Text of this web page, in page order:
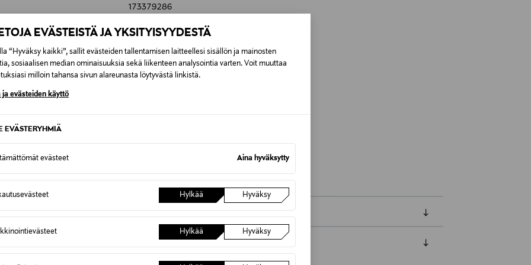
EVÄSTEISTÄ JA YKSITYISYYDESTÄ
“Hyväksy kaikki”, sallit evästeiden tallentamisen laitteellesi sisällön ja mainosten
sosiaalisen median ominaisuuksia sekä liikenteen analysointia varten. Voit muuttaa
milloin tahansa sivun alareunasta löytyvästä linkistä.
ja evästeiden käyttö
EVÄSTERYHMIÄ
evästeet Aina hyväksytty
Hylkää Hyväksy
Hylkää Hyväksy
173379286
NO COL
50 ML
4006000159843
NIVEA MEN, kasvovoide, ihonhoito
tilaukseesi. Voit palauttaa tilaamasi tuotteen 30 vuorokauden kuluessa tuotteen vastaanottamisesta.